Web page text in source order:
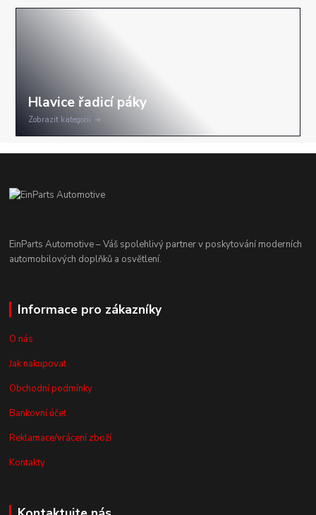
Zobrazit kategorii
EinParts Automotive – Váš spolehlivý partner v poskytování moderních
automobilových doplňků a osvětlení.
Informace pro zákazníky
O nás
Jak nakupovat
Obchodní podmínky
Bankovní účet
Reklamace/vrácení zboží
Kontakty